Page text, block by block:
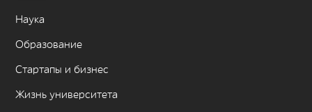
Наука
Образование
Стартапы и бизнес
Жизнь университета